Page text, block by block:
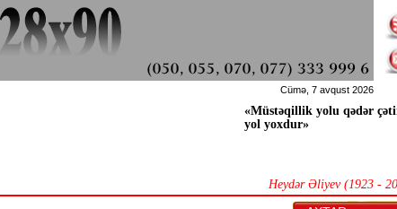
Cümə, 7 avqust 2026
«Müstəqillik yolu qədər
yol yoxdur»
Heydər Əliyev (1923 -